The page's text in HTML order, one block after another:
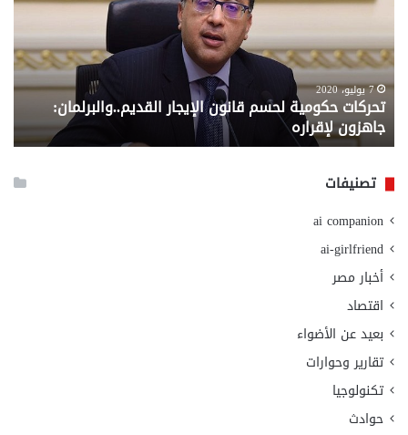
قانون
القديم..والبرلمان:
جاهزون
لإقراره
7 يوليو، 2020
تحركات حكومية لحسم قانون الإيجار القديم..والبرلمان:
جاهزون لإقراره
من
تصنيفات
ai companion
ai-girlfriend
أخبار مصر
اقتصاد
بعيد عن الأضواء
تقارير وحوارات
تكنولوجيا
حوادث